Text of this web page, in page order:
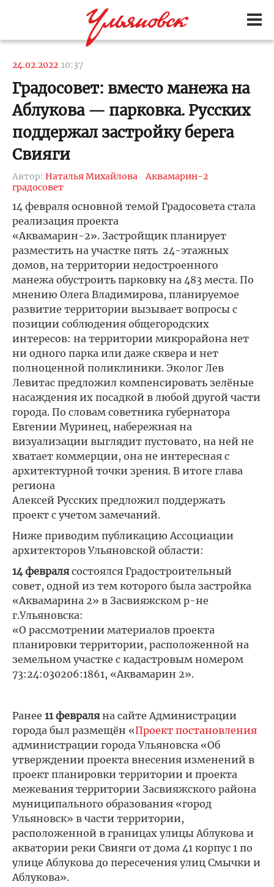
24.02.2022 10:37
Градосовет: вместо манежа на
Аблукова — парковка. Русских
поддержал застройку берега
Свияги
Автор: Наталья Михайлова
Аквамарин-2
градосовет
14 февраля основной темой Градосовета стала
реализация проекта
«Аквамарин-2». Застройщик планирует
разместить на участке пять 24-этажных
домов, на территории недостроенного
манежа обустроить парковку на 483 места. По
мнению Олега Владимирова, планируемое
развитие территории вызывает вопросы с
позиции соблюдения общегородских
интересов: на территории микрорайона нет
ни одного парка или даже сквера и нет
полноценной поликлиники. Эколог Лев
Левитас предложил компенсировать зелёные
насаждения их посадкой в любой другой части
города. По словам советника губернатора
Евгении Муринец, набережная на
визуализации выглядит пустовато, на ней не
хватает коммерции, она не интересная с
архитектурной точки зрения. В итоге глава
региона
Алексей Русских предложил поддержать
проект с учетом замечаний.
Ниже приводим публикацию Ассоциации
архитекторов Ульяновской области:
14 февралясостоялся Градостроительный
совет, одной из тем которого была застройка
«Аквамарина 2» в Засвияжском р-не
г.Ульяновска:
«О рассмотрении материалов проекта
планировки территории, расположенной на
земельном участке с кадастровым номером
73:24:030206:1861, «Аквамарин 2».
Ранее 11 февраляна сайте Администрации
города был размещён «Проект постановления
администрации города Ульяновска «Об
утверждении проекта внесения изменений в
проект планировки территории и проекта
межевания территории Засвияжского района
муниципального образования «город
Ульяновск» в части территории,
расположенной в границах улицы Аблукова и
акватории реки Свияги от дома 41 корпус 1 по
улице Аблукова до пересечения улиц Смычки и
Аблукова».